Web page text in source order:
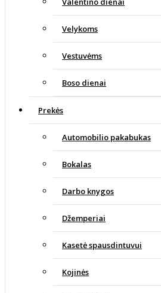
Velykoms
Vestuvėms
Boso dienai
Prekės
Automobilio pakabukas
Bokalas
Darbo knygos
Džemperiai
Kasetė spausdintuvui
Kojinės